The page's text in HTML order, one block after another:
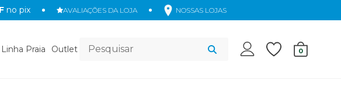
no pix AVALIAÇÕES DA LOJA NOSSAS LOJAS
Linha Praia Outlet Acessórios 0